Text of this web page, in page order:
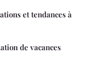
et tendances à
de vacances